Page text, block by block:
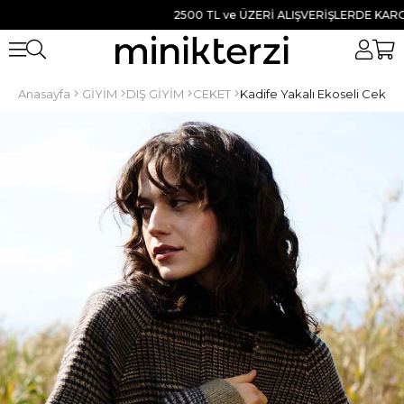
2500 TL ve ÜZERİ ALIŞVERİŞLERDE KARGO
Anasayfa GİYİM DIŞ GİYİM CEKET Kadife Yakalı Ekoseli Ceket